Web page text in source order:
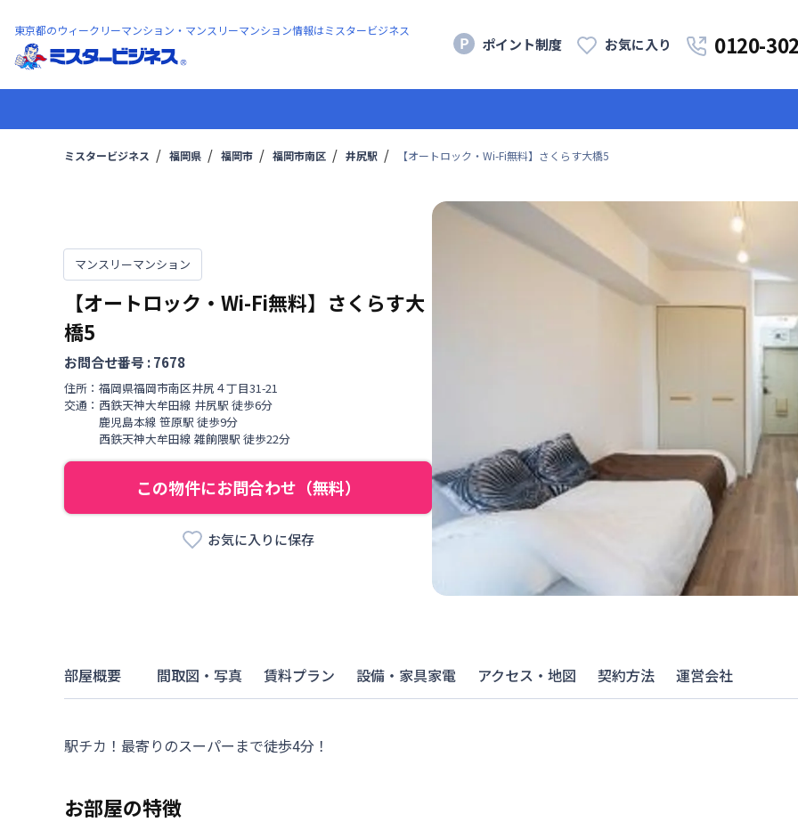
東京都のウィークリーマンション・マンスリーマンション情報はミスタービジネス
ポイント制度 お気に入り 0120-
ミスタービジネス 福岡県 福岡市 福岡市南区 井尻駅 【オートロック・Wi-Fi無料】さくらす大橋5
マンスリーマンション
【オートロック・Wi-Fi無料】さくらす大
橋5
お問合せ番号 :7678
住所： 福岡県福岡市南区井尻 ４丁目31-21
交通： 西鉄天神大牟田線 井尻駅 徒歩6分
鹿児島本線 笹原駅 徒歩9分
西鉄天神大牟田線 雑餉隈駅 徒歩22分
この物件にお問合わせ（無料）
お気に入りに保存
部屋概要 間取図・写真 賃料プラン 設備・家具家電 アクセス・地図 契約方法 運営会社
駅チカ！最寄りのスーパーまで徒歩4分！
お部屋の特徴